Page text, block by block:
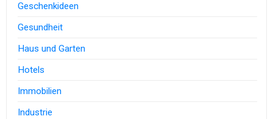
Geschenkideen
Gesundheit
Haus und Garten
Hotels
Immobilien
Industrie